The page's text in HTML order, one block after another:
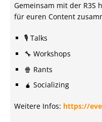
Gemeinsam mit der R3S
für euren Content
🎙️ Talks
🔧 Workshops
🍿 Rants
🧉 Socializing
Weitere Infos: https://